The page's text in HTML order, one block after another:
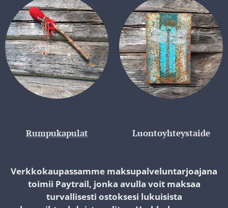
Rumpukapulat Luontoyhteystaide
Verkkokaupassamme maksupalveluntarjoajana
toimii Paytrail, jonka avulla voit maksaa
turvallisesti ostoksesi lukuisista